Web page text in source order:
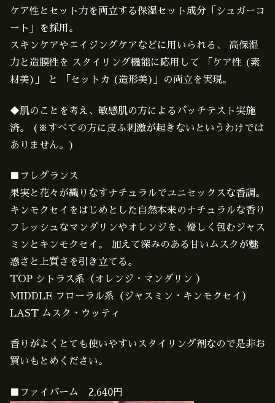
ケア性とセット力を両立する保湿セット成分「シュガーコ
ート」を採用。
スキンケアやエイジングケアなどに用いられる、 高保湿
力と造膜性を スタイリング機能に応用して 「ケア性 (素
材美)」 と 「セットカ (造形美)」の両立を実現。
◆肌のことを考え、敏感肌の方によるパッチテスト実施
済。 (※すべての方に皮ふ刺激が起きないというわけでは
ありません。)
■フレグランス
果実と花々が織りなすナチュラルでユニセックスな香調。
キンモクセイをはじめとした自然本来のナチュラルな香り
フレッシュなマンダリンやオレンジを、優しく包むジャス
ミンとキンモクセイ。 加えて深みのある甘いムスクが魅
惑さと上質さを引き立てる。
TOP シトラス系（オレンジ・マンダリン ）
MIDDLE フローラル系（ジャスミン・キンモクセイ）
LAST ムスク・ウッティ
香りがよくとても使いやすいスタイリング剤なので是非お
買いもとめください。
■ファイバーム 2,640円